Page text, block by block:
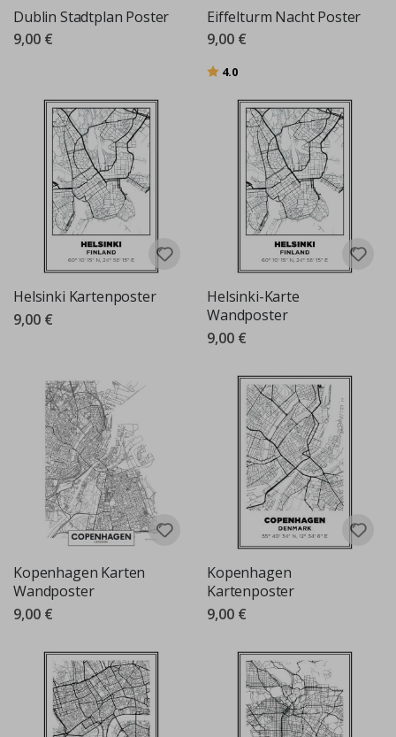
Dublin Stadtplan Poster
9,00 €
Eiffelturm Nacht Poster
9,00 €
Bewertung:
4.0
Helsinki Kartenposter
9,00 €
Helsinki-Karte
Wandposter
9,00 €
Kopenhagen Karten
Wandposter
9,00 €
Kopenhagen
Kartenposter
9,00 €